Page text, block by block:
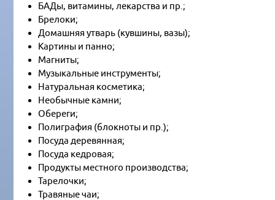
БАДы, витамины, лекарства и пр.;
Брелоки;
Домашняя утварь (кувшины, вазы);
Картины и панно;
Магниты;
Музыкальные инструменты;
Натуральная косметика;
Необычные камни;
Обереги;
Полиграфия (блокноты и пр.);
Посуда деревянная;
Посуда кедровая;
Продукты местного производства;
Тарелочки;
Травяные чаи;